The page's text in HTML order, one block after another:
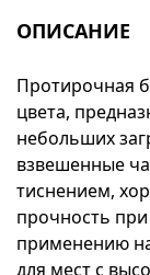
ОПИСАНИЕ
Протирочная
цвета,
небольших
взвешенные
тиснением,
прочность
применению
для мест с